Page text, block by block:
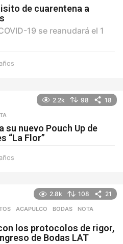
de cuarentena a
19 se reanudará el 1
2.2k 98 18
su nuevo Pouch Up de
“La Flor”
2.8k 108 21
ACAPULCO ,BODAS ,NOTA
los protocolos de rigor,
de Bodas LAT